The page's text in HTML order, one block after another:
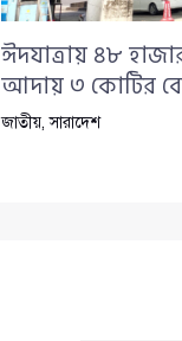
ঈদযাত্রায় ৪৮
আদায় ৩ কোটির
জাতীয়,সারাদেশ